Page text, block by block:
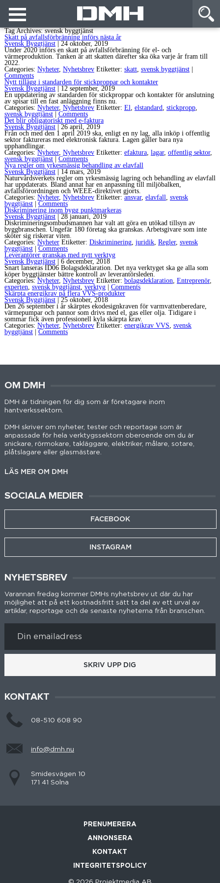
Tag Archives: svensk byggtjänst
Skatt på avfallsförbränning införs nästa år
Svensk Byggtjänst
24 oktober, 2019
Under 2020 införs en skatt på avfallsförbränning för el- och
värmeproduktion. Tanken är att skatten därefter ska öka varje år fram till
2022.
Categories: Nyheter, Nyhetsbrev Etiketter: skatt, svensk byggtjänst
Comments
Nytt tillägg i standarden för stickproppar och kontakter
Svensk Byggtjänst
12 september, 2019
En uppdatering av standarden för stickproppar och kontakter för anslutning
av spisar till en fast anläggning finns nu.
Categories: Nyheter, Nyhetsbrev Etiketter: El, elstandard, stickpropp,
svensk byggtjänst
Comments
Det blir obligatoriskt med e-faktura
Svensk Byggtjänst
26 april, 2019
Från och med den 1 april 2019 ska, enligt en ny lag, alla inköp i offentlig
sektor faktureras med elektronisk faktura. Lagen gäller bara nya
upphandlingar.
Categories: Nyheter, Nyhetsbrev Etiketter: efaktura, lagar, offentlig sektor,
svensk byggtjänst
Comments
Nya regler om yrkesmässig behandling av elavfall
Svensk Byggtjänst
14 mars, 2019
Naturvårdsverkets regler om yrkesmässig lagring och behandling av elavfall
har uppdaterats. Bland annat har en anpassning till miljöbalken,
avfallsförordningen och WEEE-direktivet gjorts.
Categories: Nyheter, Nyhetsbrev Etiketter: ansvar, elavfall, svensk
byggtjänst
Comments
Diskriminering inom bygg punktmarkeras
Svensk Byggtjänst
28 januari, 2019
Diskrimineringsombudsmannen har valt att göra en utökad tillsyn av
byggbranschen. Ungefär 180 företag ska granskas. Arbetsgivare som inte
sköter sig riskerar viten.
Categories: Nyheter Etiketter: Diskriminering, juridik, Regler, svensk
byggtjänst
Comments
Leverantörer granskas med nytt verktyg
Svensk Byggtjänst
6 december, 2018
Snart lanseras ID06 Bolagsdeklaration. Det nya verktyget ska ge alla som
köper byggtjänster bättre kontroll av leverantörsleden.
Categories: Nyheter, Nyhetsbrev Etiketter: bolagsdeklaration, Entreprenör,
experten, svensk byggtjänst, verktyg
Comments
Skärpta energikrav på flera VVS-produkter
Svensk Byggtjänst
25 oktober, 2018
Den 26 september i år skärptes ekodesignkraven för varmvattenberedare,
värmepumpar och pannor som drivs med el, gas eller olja. Tidigare i
sommar fick även professionell kyla skärpta krav.
Categories: Nyheter, Nyhetsbrev Etiketter: energikrav VVS, svensk
byggtjänst
Comments
OM DMH
DMH är tidningen för dig som är företagare inom
hantverkssektorn.
DMH skriver om nyheter, tester och reportage som är
anpassade för hela verktygssektorn oberoende om du är
snickare, rörmokare, takläggare, elektriker, målare, sotare,
plåtslagare eller glasmästare.
LÄS MER OM DMH
SOCIALA MEDIER
FACEBOOK
INSTAGRAM
NYHETSBREV
Varannan fredag kommer DMHs nyhetsbrev ut där du har
möjlighet att på ett kostnadsfritt sätt ta del av ett urval av
artiklar, reportage och de senaste nyheterna från branschen.
SKRIV UPP DIG
KONTAKT
08-510 608 90
info@dmh.nu
Smidesvägen 10
171 41 Solna
PRENUMERERA
ANNONSERA
KONTAKT
INTEGRITETSPOLICY